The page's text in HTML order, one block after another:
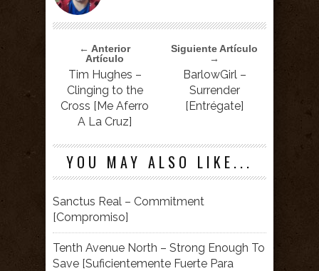
← Anterior
Artículo
Tim Hughes –
Clinging to the
Cross [Me Aferro
A La Cruz]
Siguiente Artículo
→
BarlowGirl –
Surrender
[Entrégate]
YOU MAY ALSO LIKE...
Sanctus Real – Commitment
[Compromiso]
Tenth Avenue North – Strong Enough To
Save [Suficientemente Fuerte Para